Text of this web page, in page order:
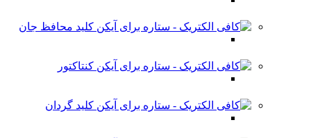
کلید محافظ جان
کنتاکتور
کلید گردان